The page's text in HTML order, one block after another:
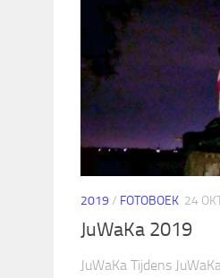
2019 / FOTOBOEK 24
JuWaKa 2019
JuWaKa Tijdens